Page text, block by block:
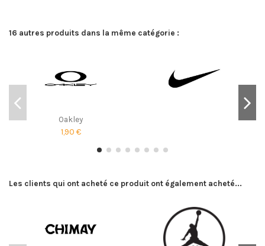
16 autres produits dans la même catégorie :
Oakley
1,90 €
Les clients qui ont acheté ce produit ont également acheté...